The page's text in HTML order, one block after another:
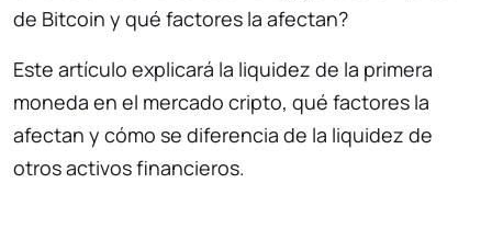
de Bitcoin y qué factores la afectan?
Este artículo explicará la liquidez de la primera
moneda en el mercado cripto, qué factores la
afectan y cómo se diferencia de la liquidez de
otros activos financieros.